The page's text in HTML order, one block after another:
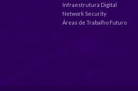
Infraestrutura Digital
Network Security
Áreas de Trabalho Futuro